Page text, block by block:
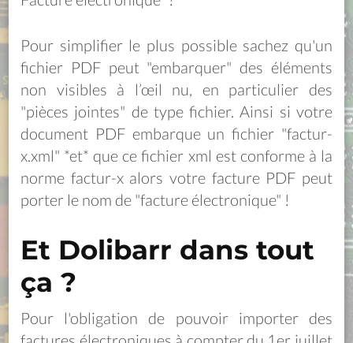
Pour simplifier le plus possible sachez qu'un
fichier PDF peut "embarquer" des éléments
non visibles à l’œil nu, en particulier des
"pièces jointes" de type fichier. Ainsi si votre
document PDF embarque un fichier "factur-
x.xml" *et* que ce fichier xml est conforme à la
norme factur-x alors votre facture PDF peut
porter le nom de "facture électronique" !
Et Dolibarr dans tout
ça ?
Pour l'obligation de pouvoir importer des